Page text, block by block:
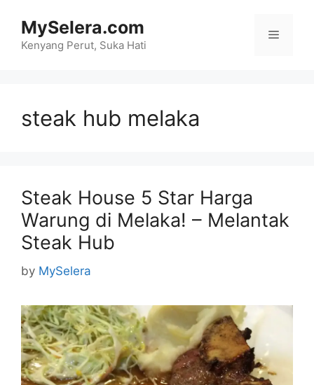
content
MySelera.com
Kenyang Perut, Suka Hati
Menu
steak hub melaka
Steak House 5 Star Harga
Warung di Melaka! – Melantak
Steak Hub
by MySelera